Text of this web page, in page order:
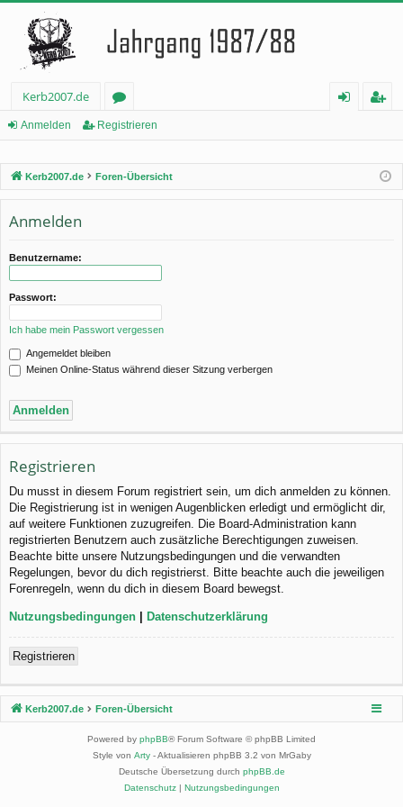
Kerb2007.de
or
rie
Anmelden Registrieren
Kerb2007.de Foren-Übersicht
Anmelden
Benutzername:
Passwort:
Ich habe mein Passwort vergessen
Angemeldet bleiben
Meinen Online-Status während dieser Sitzung verbergen
Registrieren
Du musst in diesem Forum registriert sein, um dich anmelden zu können.
Die Registrierung ist in wenigen Augenblicken erledigt und ermöglicht dir,
auf weitere Funktionen zuzugreifen. Die Board-Administration kann
registrierten Benutzern auch zusätzliche Berechtigungen zuweisen.
Beachte bitte unsere Nutzungsbedingungen und die verwandten
Regelungen, bevor du dich registrierst. Bitte beachte auch die jeweiligen
Forenregeln, wenn du dich in diesem Board bewegst.
Nutzungsbedingungen Datenschutzerklärung
Registrieren
Kerb2007.de Foren-Übersicht
Powered by phpBB® Forum Software © phpBB Limited
Style von Arty- Aktualisieren phpBB 3.2 von MrGaby
Deutsche Übersetzung durch phpBB.de
Datenschutz| Nutzungsbedingungen